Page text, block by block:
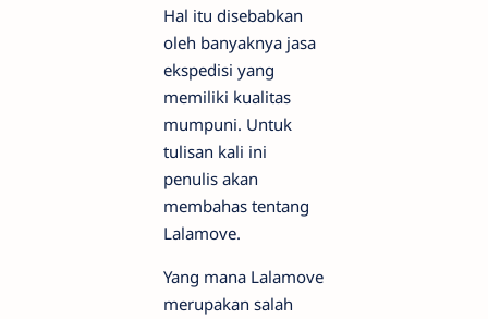
Hal itu disebabkan
oleh banyaknya jasa
ekspedisi yang
memiliki kualitas
mumpuni. Untuk
tulisan kali ini
penulis akan
membahas tentang
Lalamove.
Yang mana Lalamove
merupakan salah